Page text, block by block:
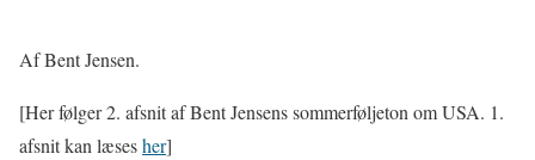
Af Bent Jensen.
[Her følger 2. afsnit af Bent Jensens sommerføljeton om USA. 1.
afsnit kan læsesher]